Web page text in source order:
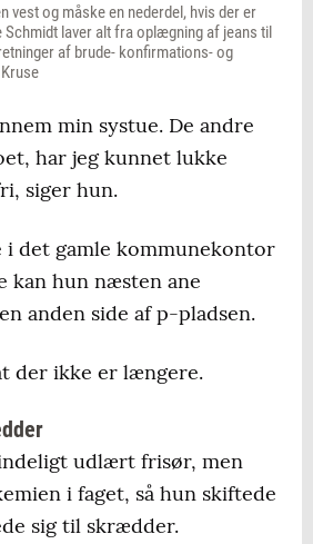
vest og måske en nederdel, hvis der er
laver alt fra oplægning af jeans til
af brude- konfirmations- og
min systue. De andre
har jeg kunnet lukke
siger hun.
i det gamle kommunekontor
kan hun næsten ane
anden side af p-pladsen.
der ikke er længere.
udlært frisør, men
i faget, så hun skiftede
sig til skrædder.